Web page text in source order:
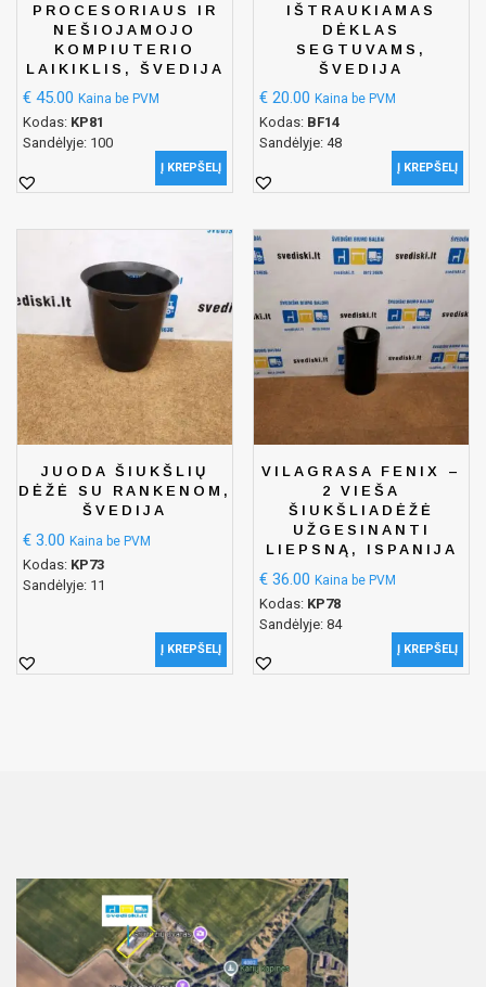
PROCESORIAUS IR
NEŠIOJAMOJO
KOMPIUTERIO
LAIKIKLIS, ŠVEDIJA
€ 45.00 Kaina be PVM
Kodas: KP81
Sandėlyje: 100
Į KREPŠELĮ
IŠTRAUKIAMAS
DĖKLAS
SEGTUVAMS,
ŠVEDIJA
€ 20.00 Kaina be PVM
Kodas: BF14
Sandėlyje: 48
Į KREPŠELĮ
JUODA ŠIUKŠLIŲ
DĖŽĖ SU RANKENOM,
ŠVEDIJA
€ 3.00 Kaina be PVM
Kodas: KP73
Sandėlyje: 11
Į KREPŠELĮ
VILAGRASA FENIX –
2 VIEŠA
ŠIUKŠLIADĖŽĖ
UŽGESINANTI
LIEPSNĄ, ISPANIJA
€ 36.00 Kaina be PVM
Kodas: KP78
Sandėlyje: 84
Į KREPŠELĮ